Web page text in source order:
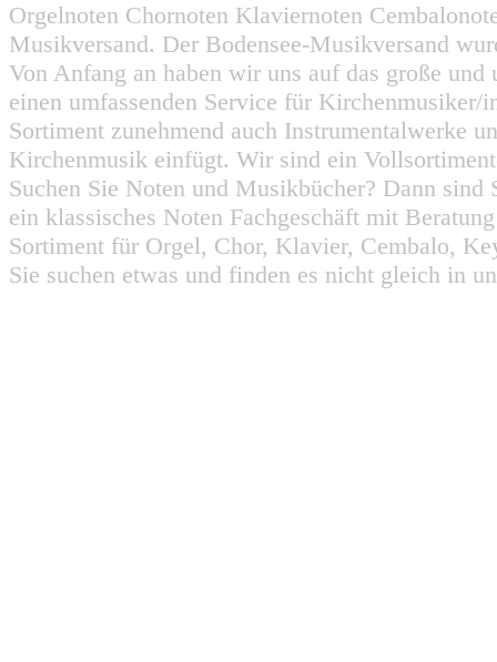
Orgelnoten Chornoten Klaviernoten
Musikversand. Der Bodensee-Musikversand
Von Anfang an haben wir uns auf das große
einen umfassenden Service für
Sortiment zunehmend auch Instrumentalwerke
Kirchenmusik einfügt. Wir sind ein
Suchen Sie Noten und Musikbücher? Dann
ein klassisches Noten Fachgeschäft mit
Sortiment für Orgel, Chor, Klavier, Cembalo,
Sie suchen etwas und finden es nicht gleich in